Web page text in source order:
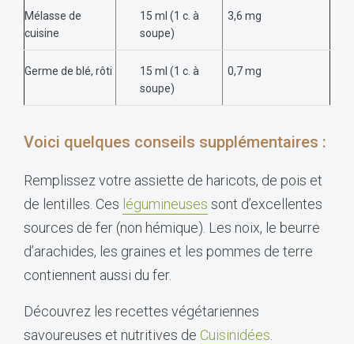
Mélasse de
cuisine
15 ml (1 c. à
soupe)
3,6 mg
Germe de blé, rôti
15 ml (1 c. à
soupe)
0,7 mg
Voici quelques conseils supplémentaires :
Remplissez votre assiette de haricots, de pois et
de lentilles. Ces légumineuses sont d’excellentes
sources de fer (non hémique). Les noix, le beurre
d’arachides, les graines et les pommes de terre
contiennent aussi du fer.
Découvrez les recettes végétariennes
savoureuses et nutritives de Cuisinidées